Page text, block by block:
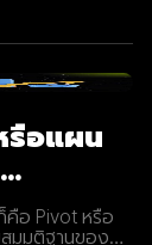
รือแผน
อ Pivot หรือ
มมติฐานของ